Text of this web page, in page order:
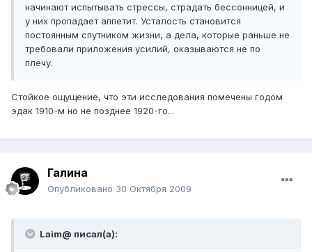
начинают испытывать стрессы, страдать бессонницей, и
у них пропадает аппетит. Усталость становится
постоянным спутником жизни, а дела, которые раньше не
требовали приложения усилий, оказываются не по
плечу.
Стойкое ощущение, что эти исследования помечены годом
эдак 1910-м но не позднее 1920-го...
Галина
Опубликовано 30 Октября 2009
Laim@ писал(а):